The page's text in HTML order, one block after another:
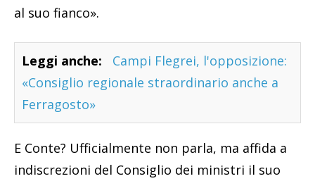
al suo fianco».
Leggi anche:
Campi Flegrei, l'opposizione:
«Consiglio regionale straordinario anche a
Ferragosto»
E Conte? Ufficialmente non parla, ma affida a
indiscrezioni del Consiglio dei ministri il suo